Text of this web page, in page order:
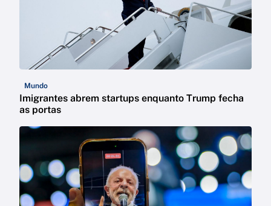
Mundo
Imigrantes abrem startups enquanto Trump fecha
as portas